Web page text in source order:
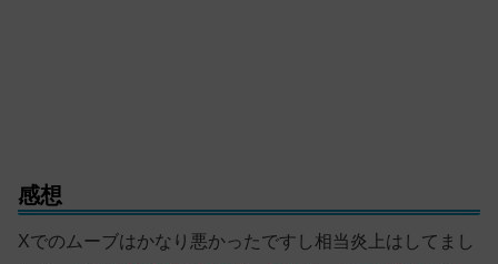
感想
Xでのムーブはかなり悪かったですし相当炎上はしてまし